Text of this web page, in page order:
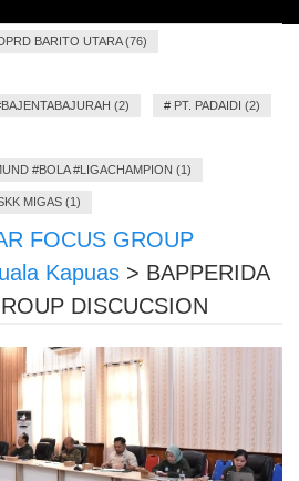
BARITO UTARA (76)
(2) # PT. PADAIDI (2)
#BOLA #LIGACHAMPION (1)
MIGAS (1)
FOCUS GROUP
Kapuas > BAPPERIDA
DISCUCSION